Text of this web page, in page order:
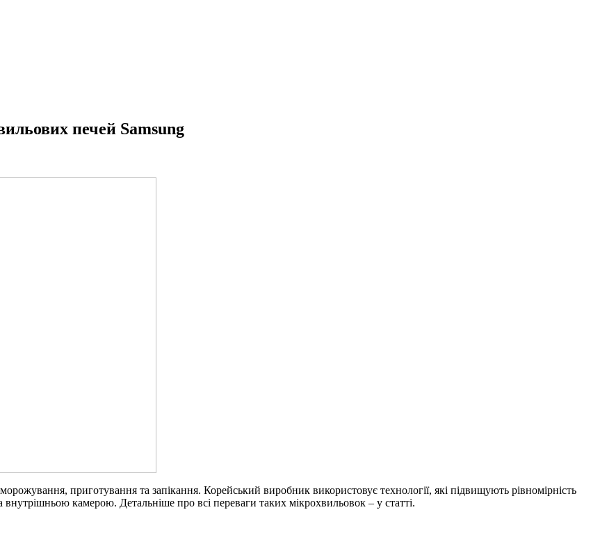
печей Samsung
приготування та запікання. Корейський виробник використовує технології, які підвищують рівномірність
камерою. Детальніше про всі переваги таких мікрохвильовок – у статті.